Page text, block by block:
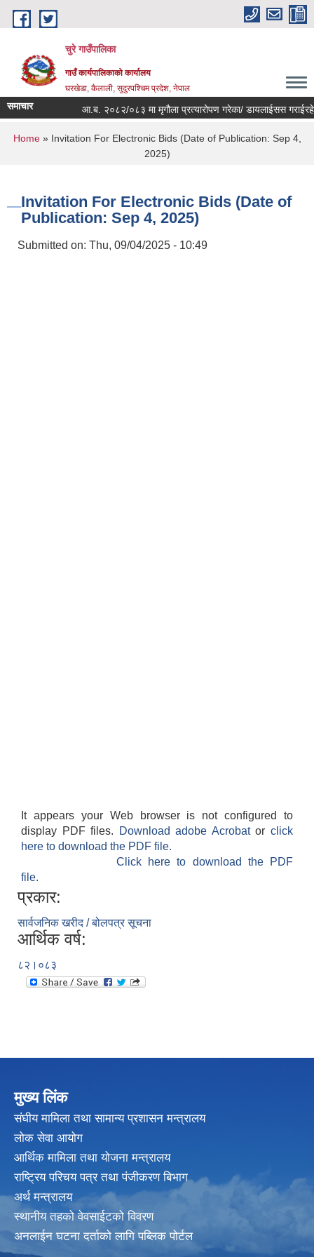
Skip to main content
चुरे गाउँपालिका
गाउँ कार्यपालिकाको कार्यालय
घरखेडा, कैलाली, सुदुरपश्चिम प्रदेश, नेपाल
समाचार आ.ब. २०८२/०८३ मा मृगौला प्रत्यारोपण गरेका/ डायलाईसस
You are here
Home» Invitation For Electronic Bids (Date of Publication: Sep 4,
2025)
Invitation For Electronic Bids (Date of
Publication: Sep 4, 2025)
Submitted on: Thu, 09/04/2025 - 10:49
It appears your Web browser is not configured to
display PDF files.
Download adobe Acrobatorclick
here to download the PDF file.
Click here to download the PDF
file.
प्रकार:
सार्वजनिक खरीद / बोलपत्र सूचना
आर्थिक वर्ष:
८२।०८३
मुख्य लिंक
संघीय मामिला तथा सामान्य प्रशासन मन्त्रालय
लोक सेवा आयोग
आर्थिक मामिला तथा योजना मन्त्रालय
राष्ट्रिय परिचय पत्र तथा पंजीकरण बिभाग
अर्थ मन्त्रालय
स्थानीय तहको वेवसाईटको विवरण
अनलाईन घटना दर्ताको लागि पब्लिक पोर्टल